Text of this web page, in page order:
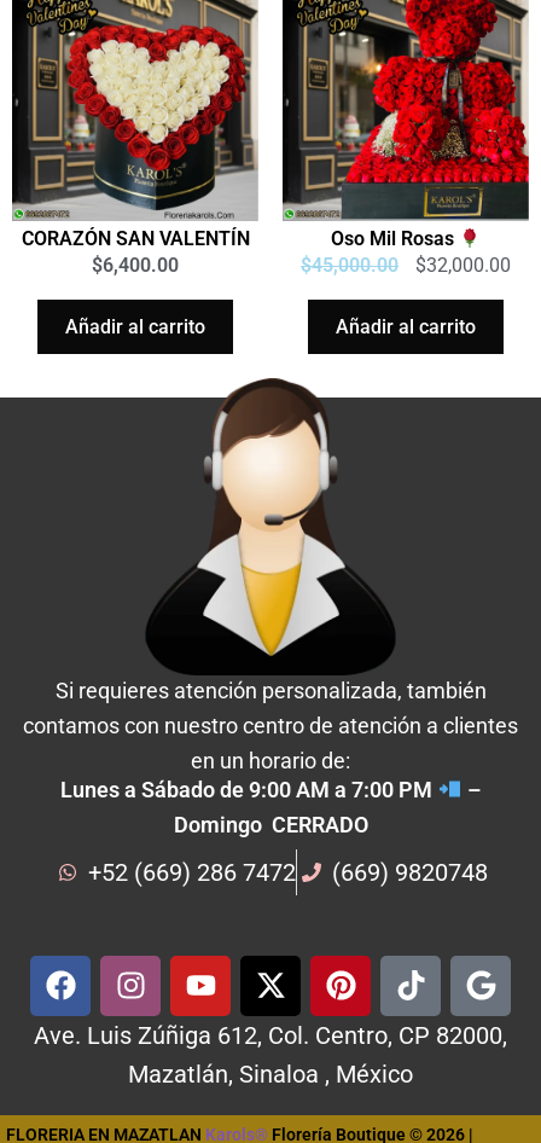
CORAZÓN SAN VALENTÍN
$6,400.00
Añadir al carrito
Oso Mil Rosas
$45,000.00 $32,000.00
Añadir al carrito
Si requieres atención personalizada, también
contamos con nuestro centro de atención a clientes
en un horario de:
Lunes a Sábado de 9:00 AM a 7:00 PM
–
Domingo CERRADO
+52 (669) 286 7472 (669) 9820748
Ave. Luis Zúñiga 612, Col. Centro, CP 82000,
Mazatlán, Sinaloa , México
FLORERIA EN MAZATLAN Karols® Florería Boutique © 2026 |